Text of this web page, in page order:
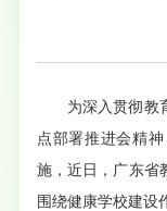
为深入贯彻教
点部署推进会精
施，近日，广东省
围绕健康学校建设